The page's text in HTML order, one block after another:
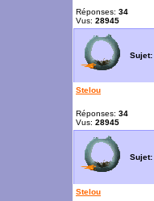
Réponses: 34
Vus: 28945
Sujet:
Stelou
Réponses: 34
Vus: 28945
Sujet:
Stelou